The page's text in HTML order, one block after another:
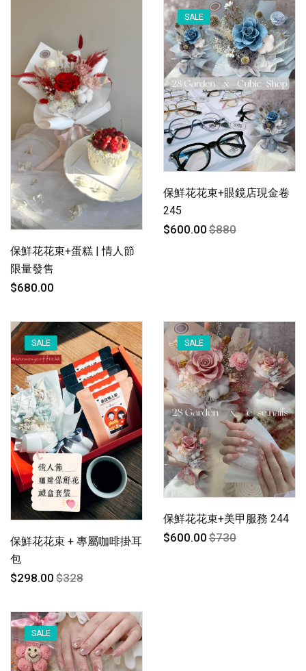
保鮮花花束+蛋糕 | 情人節
限量發售
$680.00
SALE
保鮮花花束+眼鏡店現金卷
245
$600.00 $880
SALE
保鮮花花束 + 專屬咖啡掛耳
包
$298.00 $328
SALE
保鮮花花束+美甲服務 244
$600.00 $730
SALE